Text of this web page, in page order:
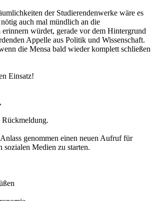
der Studierendenwerke wäre es
auch mal mündlich an die
erinnern würdet, gerade vor dem Hintergrund
Appelle aus Politik und Wissenschaft.
die Mensa bald wieder komplett schließen
Einsatz!
genommen einen neuen Aufruf für
sozialen Medien zu starten.